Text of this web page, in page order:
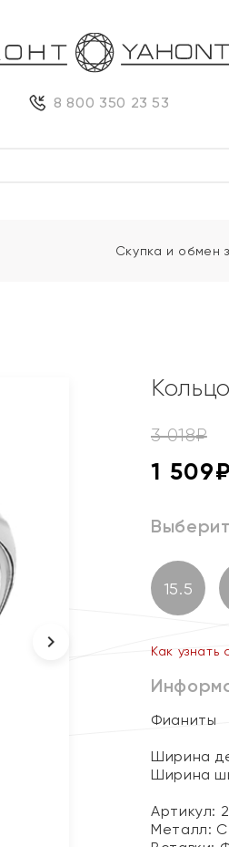
8 800 350 23 53
Скупка и обмен
3 018₽
1 509₽
15.5
Как узнать
Фианиты
Ширина
Ширина
Артикул:
Металл: